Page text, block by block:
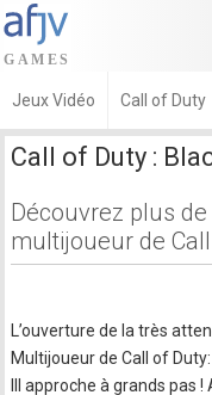
Jeux Vidéo Call of Duty
Call of Duty :
Découvrez plus
multijoueur de
L’ouverture de la très
Multijoueur de Call of
III approche à grands pas !